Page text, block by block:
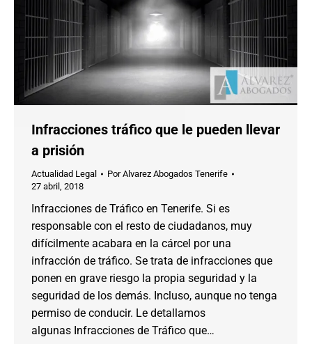
Infracciones tráfico que le pueden llevar
a prisión
Actualidad Legal PorAlvarez Abogados Tenerife
27 abril, 2018
Infracciones de Tráfico en Tenerife. Si es
responsable con el resto de ciudadanos, muy
difícilmente acabara en la cárcel por una
infracción de tráfico. Se trata de infracciones que
ponen en grave riesgo la propia seguridad y la
seguridad de los demás. Incluso, aunque no tenga
permiso de conducir. Le detallamos
algunas Infracciones de Tráfico que…